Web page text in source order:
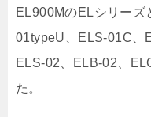
EL900MのELシリー
01typeU、ELS-01C、
ELS-02、ELB-02、
た。